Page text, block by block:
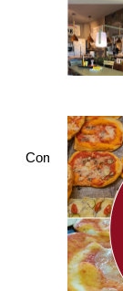
Commenti